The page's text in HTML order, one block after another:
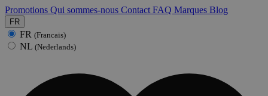
Promotions Qui sommes-nous Contact FAQ Marques Blog
FR
FR (Francais)
NL (Nederlands)